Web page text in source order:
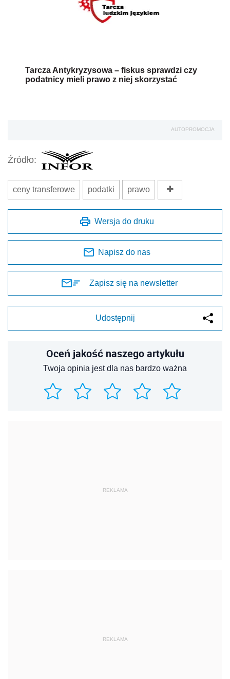
Tarcza Antykryzysowa – fiskus sprawdzi czy
podatnicy mieli prawo z niej skorzystać
AUTOPROMOCJA
Źródło:
ceny transferowe podatki prawo
Wersja do druku
Napisz do nas
Zapisz się na newsletter
Udostępnij
Oceń jakość naszego artykułu
Twoja opinia jest dla nas bardzo ważna
REKLAMA
REKLAMA